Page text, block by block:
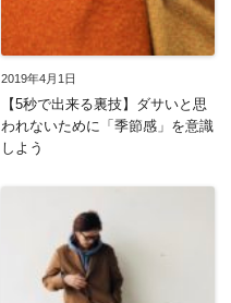
2019年4月1日
【5秒で出来る裏技】ダサいと思
われないために「季節感」を意識
しよう